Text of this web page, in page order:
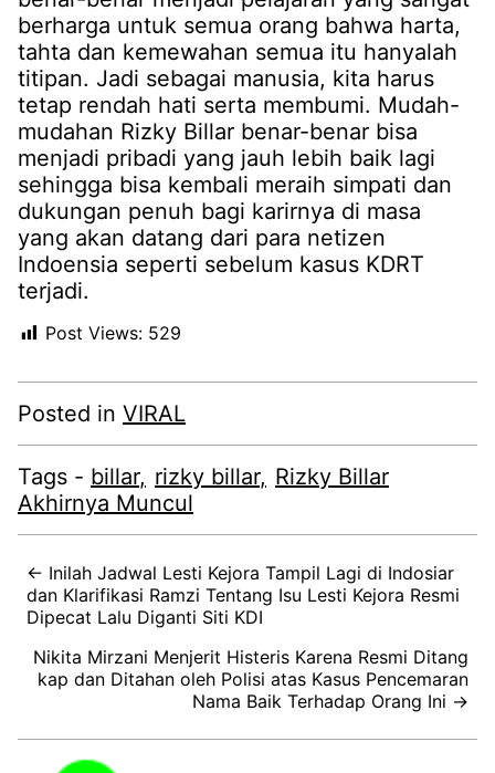
berharga untuk semua orang bahwa harta,
tahta dan kemewahan semua itu hanyalah
titipan. Jadi sebagai manusia, kita harus
tetap rendah hati serta membumi. Mudah-
mudahan Rizky Billar benar-benar bisa
menjadi pribadi yang jauh lebih baik lagi
sehingga bisa kembali meraih simpati dan
dukungan penuh bagi karirnya di masa
yang akan datang dari para netizen
Indoensia seperti sebelum kasus KDRT
terjadi.
Post Views: 529
Posted in VIRAL
Tags - billar rizky billar
Rizky Billar
Akhirnya Muncul
← Inilah Jadwal Lesti Kejora Tampil Lagi di Indosiar
dan Klarifikasi Ramzi Tentang Isu Lesti Kejora Resmi
Dipecat Lalu Diganti Siti KDI
Nikita Mirzani Menjerit Histeris Karena Resmi Ditang
kap dan Ditahan oleh Polisi atas Kasus Pencemaran
Nama Baik Terhadap Orang Ini →